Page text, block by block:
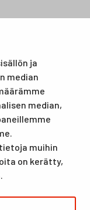
ja
median
median,
muihin
on kerätty,
puitteet niin
tason
virallinen
sekä